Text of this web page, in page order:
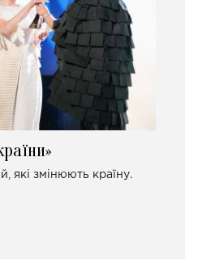
які змінюють країну.